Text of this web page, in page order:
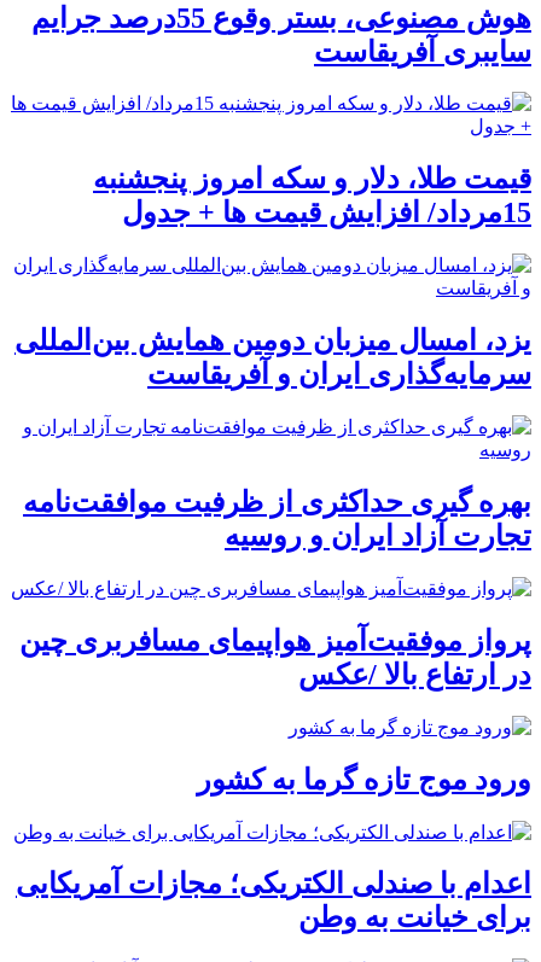
هوش مصنوعی، بستر وقوع 55درصد جرایم
سایبری آفریقاست
قیمت طلا، دلار و سکه امروز پنجشنبه
15مرداد/ افزایش قیمت ها + جدول
یزد، امسال میزبان دومین همایش بین‌المللی
سرمایه‌گذاری ایران و آفریقاست
بهره گیری حداکثری از ظرفیت موافقت‌نامه
تجارت آزاد ایران و روسیه
پرواز موفقیت‌آمیز هواپیمای مسافربری چین
در ارتفاع بالا /عکس
ورود موج تازه گرما به کشور
اعدام با صندلی الکتریکی؛ مجازات آمریکایی
برای خیانت به وطن